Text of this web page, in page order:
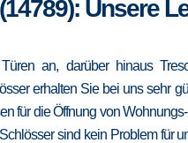
Unsere
an, darüber hinaus
erhalten Sie bei uns sehr
für die Öffnung von
sind kein Problem für